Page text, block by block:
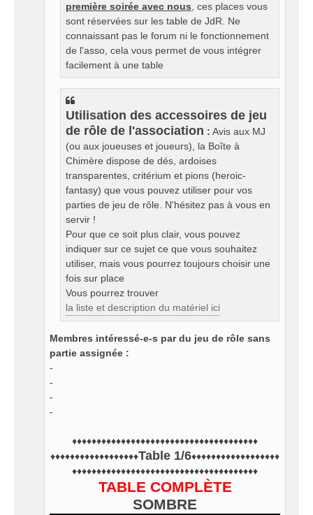
première soirée avec nous, ces places vous
sont réservées sur les table de JdR. Ne
connaissant pas le forum ni le fonctionnement
de l'asso, cela vous permet de vous intégrer
facilement à une table
Utilisation des accessoires de jeu
de rôle de l'association : Avis aux MJ
(ou aux joueuses et joueurs), la Boîte à
Chimère dispose de dés, ardoises
transparentes, critérium et pions (heroic-
fantasy) que vous pouvez utiliser pour vos
parties de jeu de rôle. N'hésitez pas à vous en
servir !
Pour que ce soit plus clair, vous pouvez
indiquer sur ce sujet ce que vous souhaitez
utiliser, mais vous pourrez toujours choisir une
fois sur place
Vous pourrez trouver
la liste et description du matériel ici
Membres intéressé-e-s par du jeu de rôle sans
partie assignée :
-
-
-
-
♦♦♦♦♦♦♦♦♦♦♦♦♦♦♦♦♦♦♦♦♦♦♦♦♦♦♦♦♦♦♦♦♦♦♦♦♦♦
♦♦♦♦♦♦♦♦♦♦♦♦♦♦♦♦♦♦Table 1/6♦♦♦♦♦♦♦♦♦♦♦♦♦♦♦♦♦♦
♦♦♦♦♦♦♦♦♦♦♦♦♦♦♦♦♦♦♦♦♦♦♦♦♦♦♦♦♦♦♦♦♦♦♦♦♦♦
TABLE COMPLÈTE
SOMBRE